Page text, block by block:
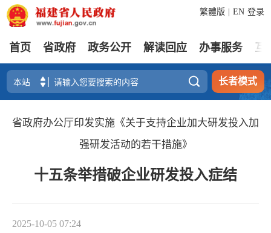
登录
繁體版 EN
首页 省政府 政务公开 解读回应 办事服务 互
 长者模式
省政府办公厅印发实施《关于支持企业加大研发投入加
强研发活动的若干措施》
十五条举措破企业研发投入症结
2025-10-05 07:24